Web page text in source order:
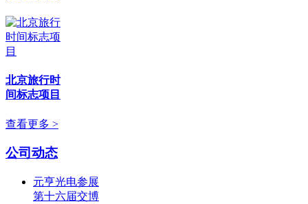
北京旅行时
间标志项目
查看更多 >
公司动态
元亨光电参展
第十六届交博